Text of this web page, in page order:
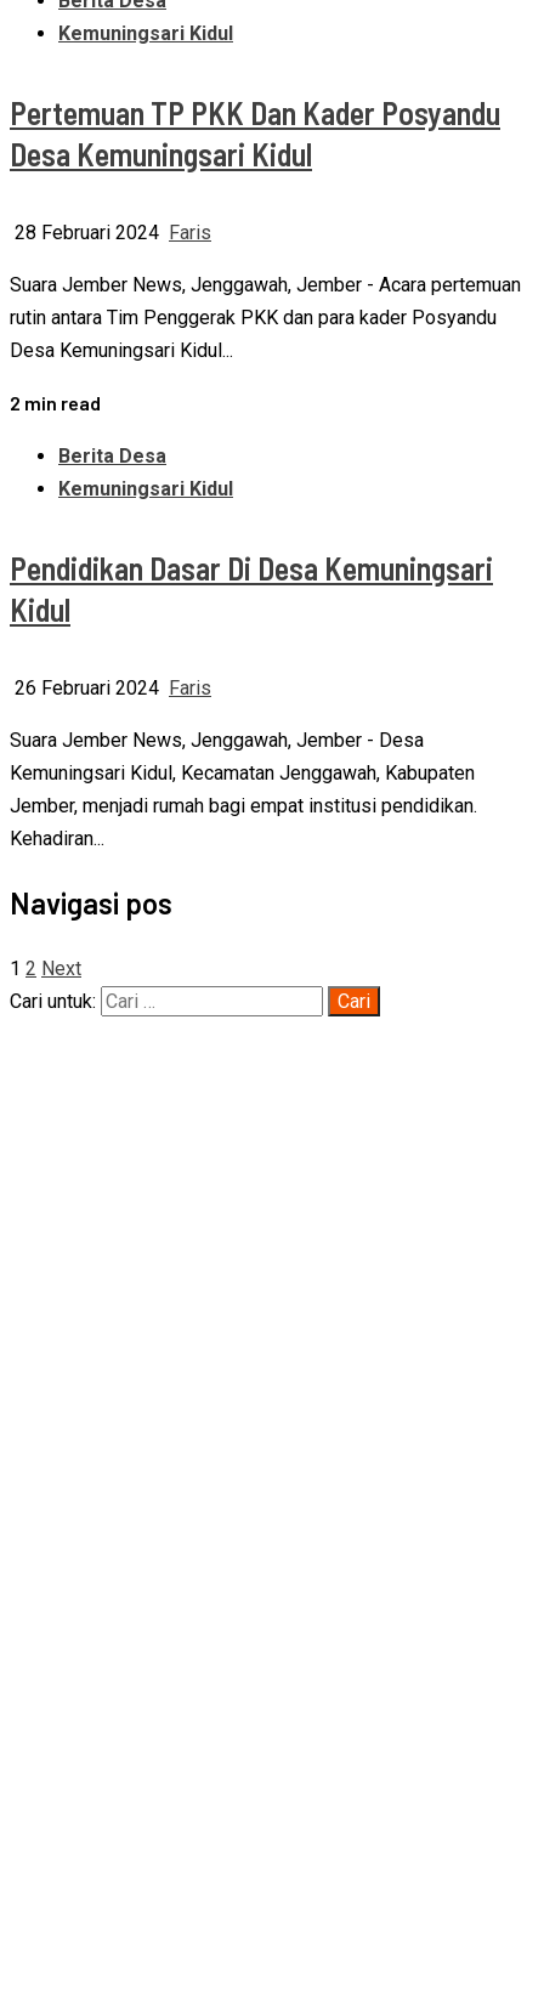
Kemuningsari Kidul
Pertemuan TP PKK Dan Kader Posyandu
Desa Kemuningsari Kidul
28 Februari 2024 Faris
Suara Jember News, Jenggawah, Jember - Acara pertemuan
rutin antara Tim Penggerak PKK dan para kader Posyandu
Desa Kemuningsari Kidul...
2 min read
Berita Desa
Kemuningsari Kidul
Pendidikan Dasar Di Desa Kemuningsari
Kidul
26 Februari 2024 Faris
Suara Jember News, Jenggawah, Jember - Desa
Kemuningsari Kidul, Kecamatan Jenggawah, Kabupaten
Jember, menjadi rumah bagi empat institusi pendidikan.
Kehadiran...
Navigasi pos
1 2 Next
Cari untuk: